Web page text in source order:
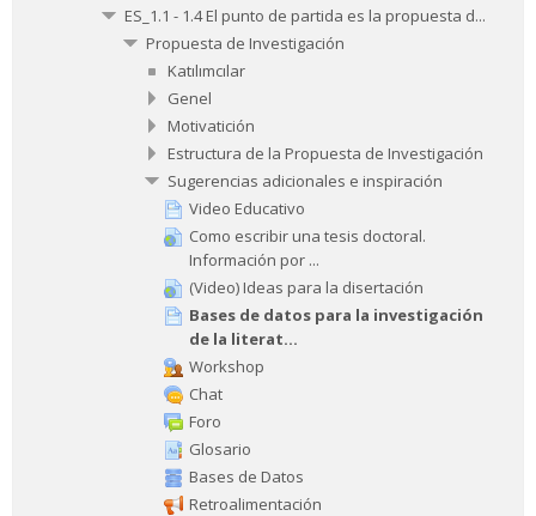
ES_1.1 - 1.4 El punto de partida es la propuesta d...
Propuesta de Investigación
Katılımcılar
Genel
Motivatición
Estructura de la Propuesta de Investigación
Sugerencias adicionales e inspiración
Video Educativo
Como escribir una tesis doctoral.
Información por ...
(Video) Ideas para la disertación
Bases de datos para la investigación
de la literat...
Workshop
Chat
Foro
Glosario
Bases de Datos
Retroalimentación